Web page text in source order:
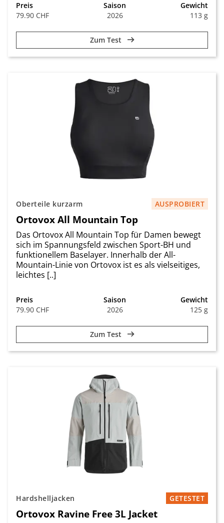
Preis
79.90 CHF
Saison
2026
Gewicht
113 g
Zum Test
Oberteile kurzarm AUSPROBIERT
Ortovox All Mountain Top
Das Ortovox All Mountain Top für Damen bewegt
sich im Spannungsfeld zwischen Sport-BH und
funktionellem Baselayer. Innerhalb der All-
Mountain-Linie von Ortovox ist es als vielseitiges,
leichtes [..]
Preis
79.90 CHF
Saison
2026
Gewicht
125 g
Zum Test
Hardshelljacken GETESTET
Ortovox Ravine Free 3L Jacket